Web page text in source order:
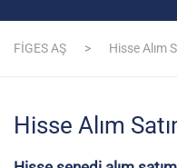
FİGES AŞ Hisse Alım
Hisse Alım